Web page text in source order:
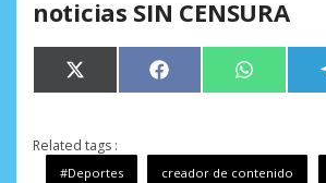
noticias SIN CENSURA
Compartir
en
X
(Twitter)
Compartir
en
Facebook Compartir
en
WhatsApp
Related tags :
#Deportes creador de contenido